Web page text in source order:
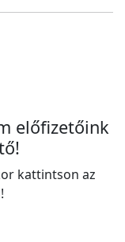
előfizetőink
kattintson az